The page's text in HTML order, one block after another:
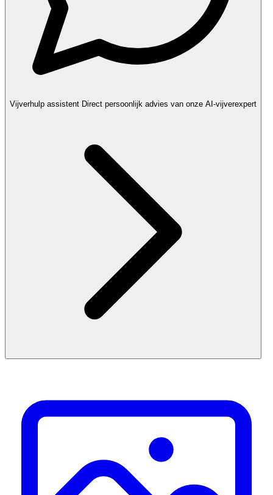
Vijverhulp assistent Direct persoonlijk advies van onze AI-vijverexpert